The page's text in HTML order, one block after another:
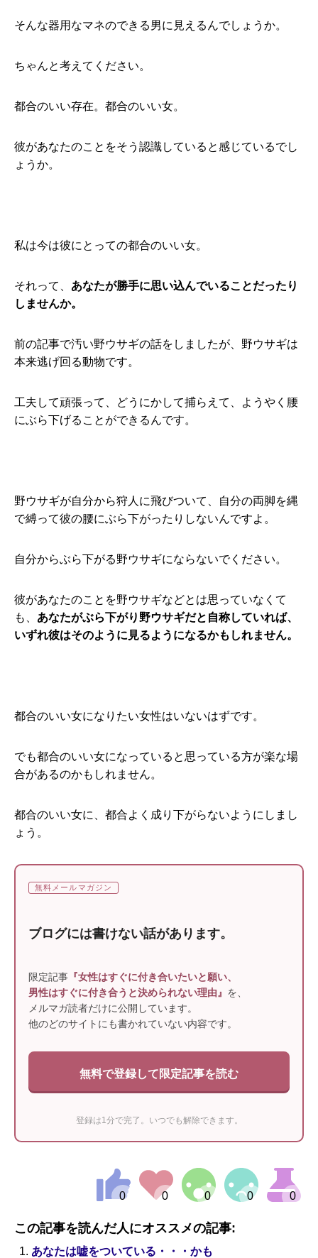
そんな器用なマネのできる男に見えるんでしょうか。
ちゃんと考えてください。
都合のいい存在。都合のいい女。
彼があなたのことをそう認識していると感じているでし
ょうか。
私は今は彼にとっての都合のいい女。
それって、 あなたが勝手に思い込んでいることだったり
しませんか。
前の記事で汚い野ウサギの話をしましたが、野ウサギは
本来逃げ回る動物です。
工夫して頑張って、どうにかして捕らえて、ようやく腰
にぶら下げることができるんです。
野ウサギが自分から狩人に飛びついて、自分の両脚を縄
で縛って彼の腰にぶら下がったりしないんですよ。
自分からぶら下がる野ウサギにならないでください。
彼があなたのことを野ウサギなどとは思っていなくて
も、 あなたがぶら下がり野ウサギだと自称していれば、
いずれ彼はそのように見るようになるかもしれません。
都合のいい女になりたい女性はいないはずです。
でも都合のいい女になっていると思っている方が楽な場
合があるのかもしれません。
都合のいい女に、都合よく成り下がらないようにしまし
ょう。
無料メールマガジン
ブログには書けない話があります。
限定記事 『女性はすぐに付き合いたいと願い、
男性はすぐに付き合うと決められない理由』 を、
メルマガ読者だけに公開しています。
他のどのサイトにも書かれていない内容です。
無料で登録して限定記事を読む
登録は1分で完了。いつでも解除できます。
この記事を読んだ人にオススメの記事:
あなたは嘘をついている・・・かも